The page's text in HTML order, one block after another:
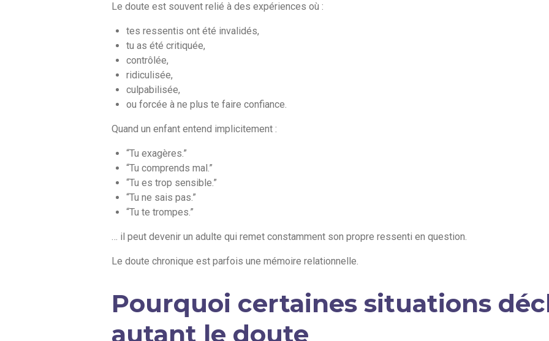
Le doute est souvent relié à des expériences où :
tes ressentis ont été invalidés,
tu as été critiquée,
contrôlée,
ridiculisée,
culpabilisée,
ou forcée à ne plus te faire confiance.
Quand un enfant entend implicitement :
“Tu exagères.”
“Tu comprends mal.”
“Tu es trop sensible.”
“Tu ne sais pas.”
“Tu te trompes.”
… il peut devenir un adulte qui remet constamment son propre ressenti en question.
Le doute chronique est parfois une mémoire relationnelle.
Pourquoi certaines situations
autant le doute